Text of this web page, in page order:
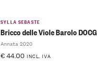
SYLLA SEBASTE
Bricco delle Viole Barolo DOCG
Annata 2020
€44.00 INCL. IVA